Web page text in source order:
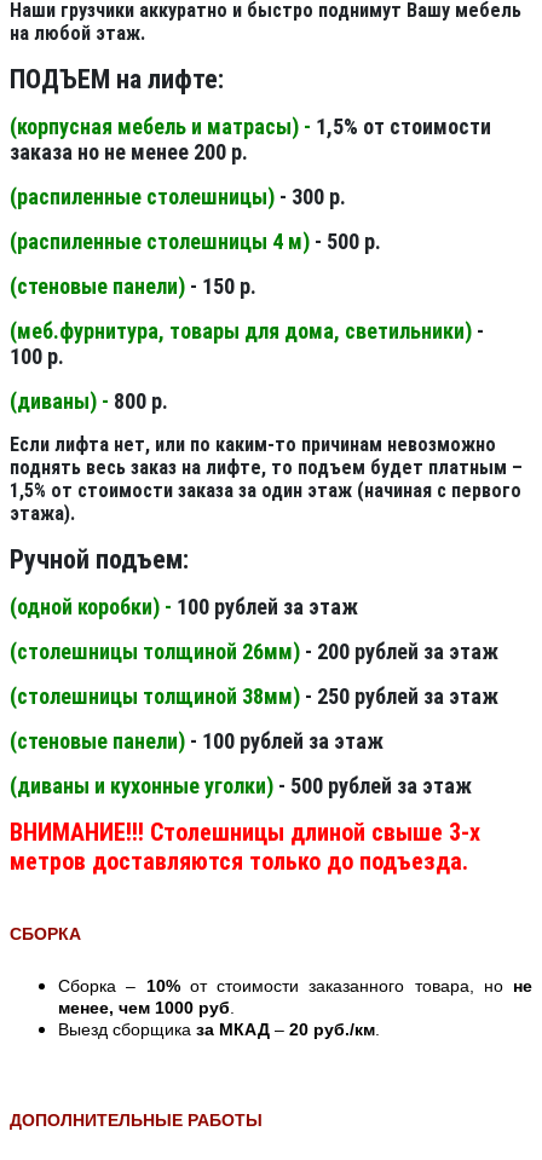
Наши грузчики аккуратно и быстро поднимут Вашу мебель
на любой этаж.
ПОДЪЕМ на лифте:
(корпусная мебель и матрасы) - 1,5% от стоимости
заказа но не менее 200 р.
(распиленные столешницы) - 300 р.
(распиленные столешницы 4 м) - 500 р.
(стеновые панели) - 150 р.
(меб.фурнитура, товары для дома, светильники) -
100 р.
(диваны) - 800 р.
Если лифта нет, или по каким-то причинам невозможно
поднять весь заказ на лифте, то подъем будет платным –
1,5% от стоимости заказа за один этаж (начиная с первого
этажа).
Ручной подъем:
(одной коробки) - 100 рублей за этаж
(столешницы толщиной 26мм) - 200 рублей за этаж
(столешницы толщиной 38мм) - 250 рублей за этаж
(стеновые панели) - 100 рублей за этаж
(диваны и кухонные уголки) - 500 рублей за этаж
ВНИМАНИЕ!!! Столешницы длиной свыше 3-х
метров доставляются только до подъезда.
СБОРКА
Сборка – 10%от стоимости заказанного товара, но не
менее, чем 1000 руб
Выезд сборщика за МКАД – 20 руб./км
ДОПОЛНИТЕЛЬНЫЕ РАБОТЫ